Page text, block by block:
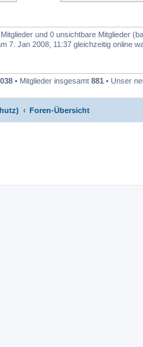
und 0 unsichtbare Mitglieder
7. Jan 2008, 11:37 gleichzeitig online
• Mitglieder insgesamt 881 • Unser
Foren-Übersicht